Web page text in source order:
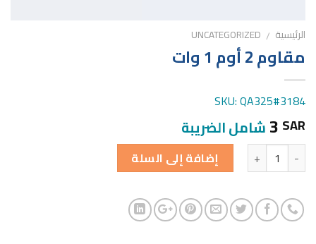
الرئيسية /
UNCATEGORIZED
مقاوم 2 أوم 1 وات
SKU: QA325#3184
3 SAR شامل الضريبة
الكمية إضافة إلى السلة